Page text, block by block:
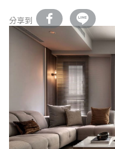
分享到